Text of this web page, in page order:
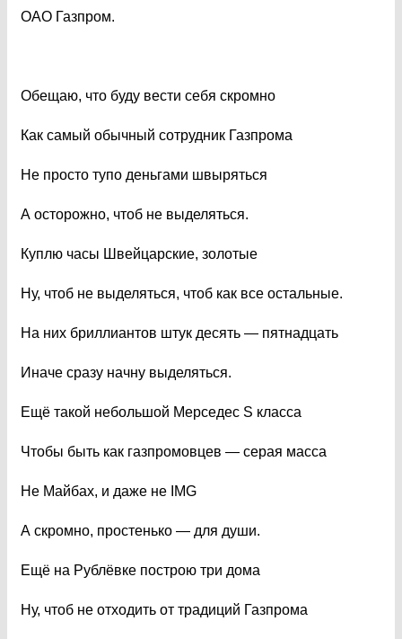
ОАО Газпром.
Обещаю, что буду вести себя скромно
Как самый обычный сотрудник Газпрома
Не просто тупо деньгами швыряться
А осторожно, чтоб не выделяться.
Куплю часы Швейцарские, золотые
Ну, чтоб не выделяться, чтоб как все остальные.
На них бриллиантов штук десять — пятнадцать
Иначе сразу начну выделяться.
Ещё такой небольшой Мерседес S класса
Чтобы быть как газпромовцев — серая масса
Не Майбах, и даже не IMG
А скромно, простенько — для души.
Ещё на Рублёвке построю три дома
Ну, чтоб не отходить от традиций Газпрома